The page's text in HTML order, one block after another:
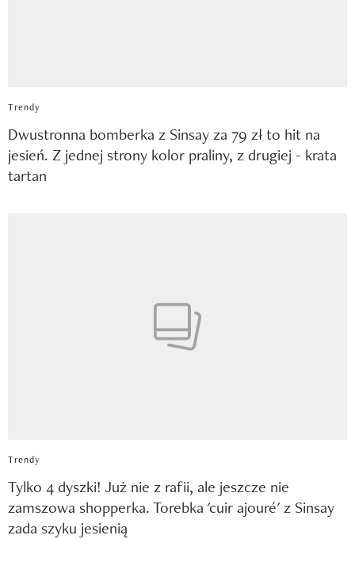
Trendy
Dwustronna bomberka z Sinsay za 79 zł to hit na
jesień. Z jednej strony kolor praliny, z drugiej - krata
tartan
Trendy
Tylko 4 dyszki! Już nie z rafii, ale jeszcze nie
zamszowa shopperka. Torebka 'cuir ajouré' z Sinsay
zada szyku jesienią